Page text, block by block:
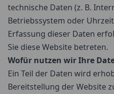
technische Daten (z. B.
Betriebssystem oder
Erfassung dieser Daten
Sie diese Website betreten.
Wofür nutzen wir Ihre
Ein Teil der Daten wird
Bereitstellung der Website